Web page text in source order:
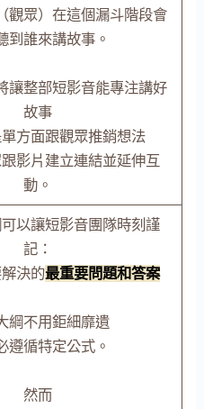
觀眾）在這個漏斗階段會
到誰來講故事。
讓整部短影音能專注講好
故事
方面跟觀眾推銷想法
影片建立連結並延伸互
動。
以讓短影音團隊時刻謹
記：
決的最重要問題和答案
綱不用鉅細靡遺
遵循特定公式。
然而